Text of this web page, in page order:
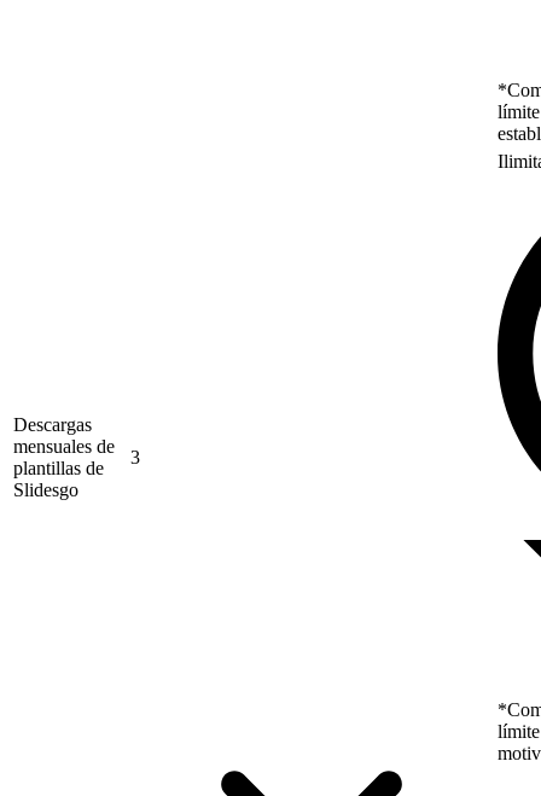
Descargas
mensuales de
plantillas de
Slidesgo
3
límite